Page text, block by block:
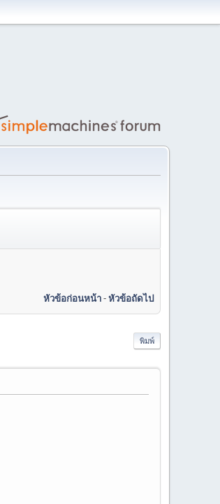
หัวข้อก่อนหน้า-หัวข้อถัดไป
พิมพ์